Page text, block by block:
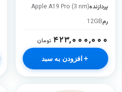
پردازندهApple A19 Pro (3 nm)
رم12GB
۴۲۳,۰۰۰,۰۰۰ تومان
افزودن به سبد